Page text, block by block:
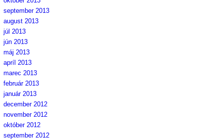
september 2013
august 2013
júl 2013
jún 2013
máj 2013
apríl 2013
marec 2013
február 2013
január 2013
december 2012
november 2012
október 2012
september 2012